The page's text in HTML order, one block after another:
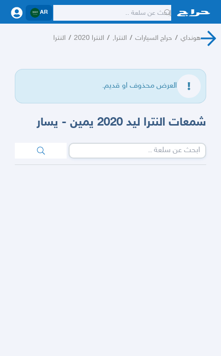
AR
هونداي / حراج السيارات / النترا, / النترا 2020 / النترا
العرض محذوف او قديم.
شمعات النترا ليد 2020 يمين - يسار